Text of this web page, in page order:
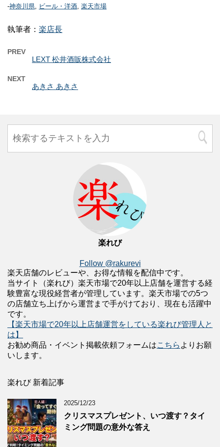
-神奈川県, ビール・洋酒, 楽天市場
執筆者： 楽店長
PREV
LEXT 松井酒販株式会社
NEXT
あきさ あきさ
楽れび
Follow @rakurevi
楽天店舗のレビューや、お得な情報を配信中です。
当サイト（楽れび）楽天市場で20年以上店舗を運営する経
験豊富な現役経営者が管理しています。楽天市場での5つ
の店舗立ち上げから運営まで手がけており、現在も活躍中
です。
【楽天市場で20年以上店舗運営をしている楽れび管理人と
は】
お勧め商品・イベント掲載依頼フォームはこちら よりお願
いします。
楽れび 新着記事
2025/12/23
クリスマスプレゼント、いつ渡す？タイ
ミング問題の意外な答え